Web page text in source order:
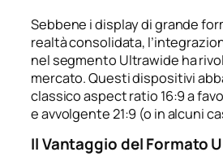
Sebbene i display di grande
realtà consolidata,
nel segmento Ultrawide ha
mercato. Questi dispositivi
classico aspect ratio 16:9 a
e avvolgente 21:9 (o in alcuni
Il Vantaggio del Formato